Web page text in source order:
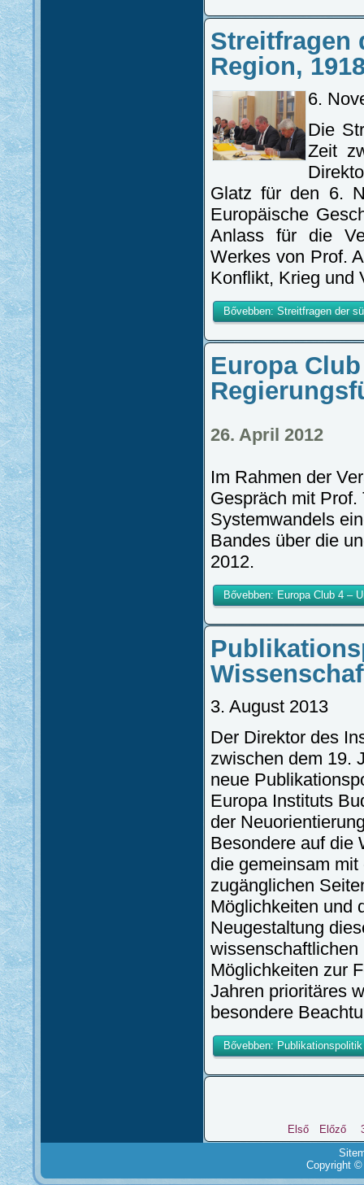
Streitfragen
Region,
6.
Die
Zeit
Glatz für den 6.
Europäische
Anlass für die
Werkes von Prof.
Konflikt, Krieg und
Bővebben: Streitfragen der
Europa
26. April 2012
Im Rahmen der
Gespräch mit
Systemwandels
Bandes über die
2012.
Bővebben: Europa Club 4 –
3. August 2013
Der Direktor des
zwischen dem 19.
neue
Europa Instituts
der
Besondere auf die
die gemeinsam
zugänglichen
Möglichkeiten und
Neugestaltung
Möglichkeiten zur
Jahren prioritäres
besondere
Bővebben:
Első Előző
Copyright ©